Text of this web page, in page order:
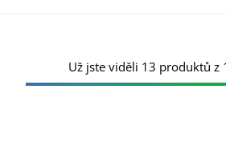
Už jste viděli 13 produktů z